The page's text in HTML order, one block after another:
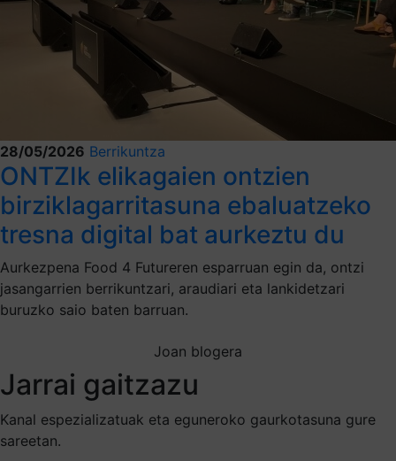
28/05/2026 Berrikuntza
ONTZIk elikagaien ontzien
birziklagarritasuna ebaluatzeko
tresna digital bat aurkeztu du
Aurkezpena Food 4 Futureren esparruan egin da, ontzi
jasangarrien berrikuntzari, araudiari eta lankidetzari
buruzko saio baten barruan.
Joan blogera
Jarrai gaitzazu
Kanal espezializatuak eta eguneroko gaurkotasuna gure
sareetan.